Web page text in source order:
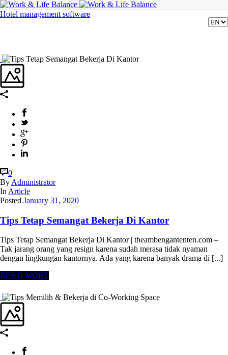
Hotel management software
0
By Administrator
In Article
Posted January 31, 2020
Tips Tetap Semangat Bekerja Di Kantor
Tips Tetap Semangat Bekerja Di Kantor | theambengantenten.com –
Tak jarang orang yang resign karena sudah merasa tidak nyaman
dengan lingkungan kantornya. Ada yang karena banyak drama di [...]
READ MORE